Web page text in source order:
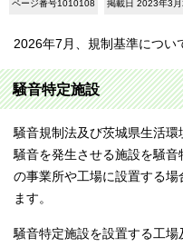
ページ番号1010108 掲載日 2023年3月
2026年7月、規制基準につい
騒音特定施設
騒音規制法及び茨城県生活
騒音を発生させる施設を騒
の事業所や工場に設置する
ます。
騒音特定施設を設置する工